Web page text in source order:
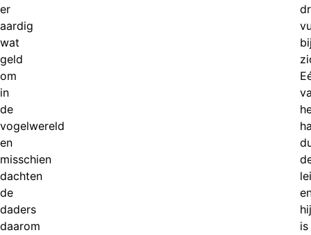
er
aardig
wat
geld
om
in
de
vogelwereld
en
misschien
dachten
de
daders
daarom
hij
is